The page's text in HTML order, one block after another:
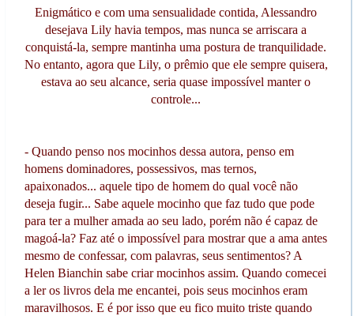
Enigmático e com uma sensualidade contida, Alessandro
desejava Lily havia tempos, mas nunca se arriscara a
conquistá-la, sempre mantinha uma postura de tranquilidade.
No entanto, agora que Lily, o prêmio que ele sempre quisera,
estava ao seu alcance, seria quase impossível manter o
controle...
- Quando penso nos mocinhos dessa autora, penso em
homens dominadores, possessivos, mas ternos,
apaixonados... aquele tipo de homem do qual você não
deseja fugir... Sabe aquele mocinho que faz tudo que pode
para ter a mulher amada ao seu lado, porém não é capaz de
magoá-la? Faz até o impossível para mostrar que a ama antes
mesmo de confessar, com palavras, seus sentimentos? A
Helen Bianchin sabe criar mocinhos assim. Quando comecei
a ler os livros dela me encantei, pois seus mocinhos eram
maravilhosos. E é por isso que eu fico muito triste quando